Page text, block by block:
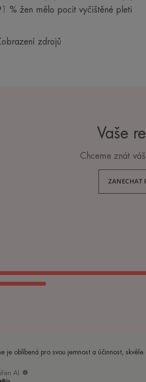
% žen mělo pocit vyčištěné pleti
zdrojů
Vaše
Chceme znát
ZANECHAT
je oblíbená pro svou jemnost a účinnost,
AI